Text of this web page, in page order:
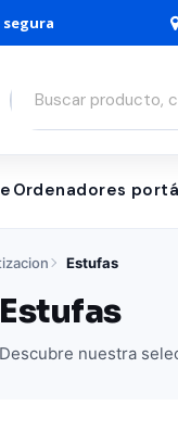
segura
Ordenadores
Estufas
Estufas
Descubre nuestra